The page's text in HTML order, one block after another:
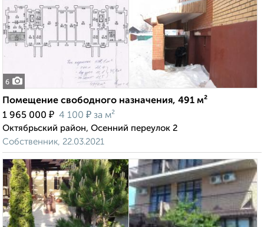
6
Помещение свободного назначения, 491 м²
1 965 000 ₽ 4 100 ₽ за м²
Октябрьский район, Осенний переулок 2
Собственник, 22.03.2021